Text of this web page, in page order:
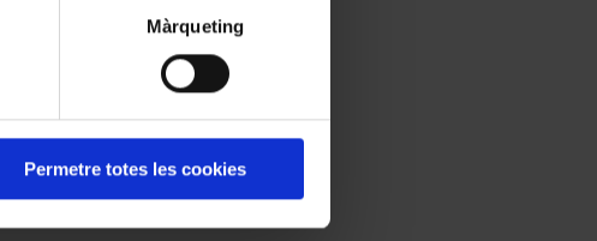
Màrqueting
Permetre totes les cookies